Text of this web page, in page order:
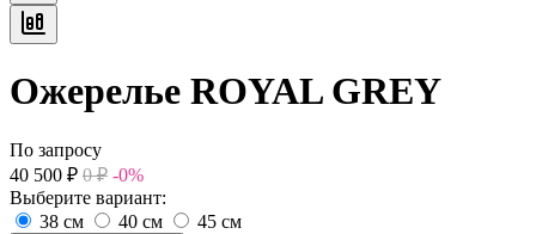
Ожерелье ROYAL GREY
По запросу
40 500 ₽ 0 ₽ -0%
Выберите вариант:
38 см
40 см 45 см